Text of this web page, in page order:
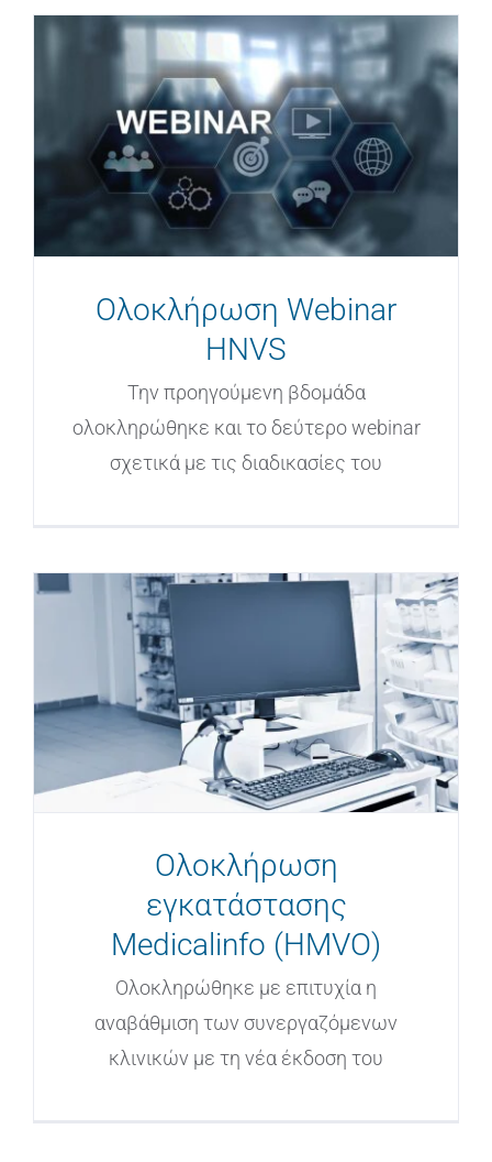
Ολοκλήρωση Webinar
HNVS
Την προηγούμενη βδομάδα
ολοκληρώθηκε και το δεύτερο webinar
σχετικά με τις διαδικασίες του
Ολοκλήρωση
εγκατάστασης
Medicalinfo (HMVO)
Ολοκληρώθηκε με επιτυχία η
αναβάθμιση των συνεργαζόμενων
κλινικών με τη νέα έκδοση του